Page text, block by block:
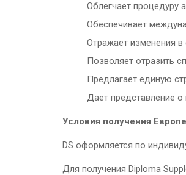
Облегчает процедуру
Обеспечивает
Отражает изменения
Позволяет отразить
Предлагает единую
Дает представление
Условия получения
DS оформляется по
Для получения Diploma